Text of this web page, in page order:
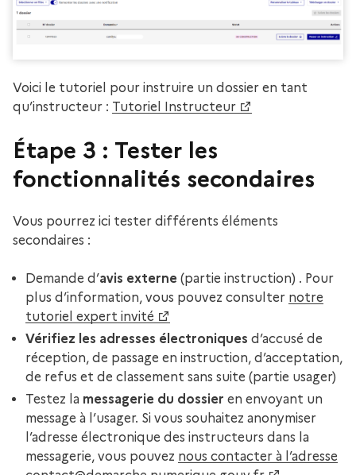
Voici le tutoriel pour instruire un dossier en tant
qu’instructeur : Tutoriel Instructeur
Étape 3 : Tester les
fonctionnalités secondaires
Vous pourrez ici tester différents éléments
secondaires :
Demande d’avis externe (partie instruction) . Pour
plus d’information, vous pouvez consulter notre
tutoriel expert invité
Vérifiez les adresses électroniques d’accusé de
réception, de passage en instruction, d’acceptation,
de refus et de classement sans suite (partie usager)
Testez la messagerie du dossier en envoyant un
message à l’usager. Si vous souhaitez anonymiser
l’adresse électronique des instructeurs dans la
messagerie, vous pouvez nous contacter à l’adresse